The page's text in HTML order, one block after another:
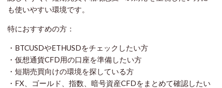
も使いやすい環境です。
特におすすめの方：
・BTCUSDやETHUSDをチェックしたい方
・仮想通貨CFD用の口座を準備したい方
・短期売買向けの環境を探している方
・FX、ゴールド、指数、暗号資産CFDをまとめて確認したい